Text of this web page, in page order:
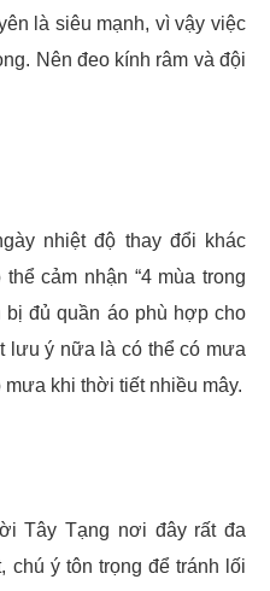
là siêu mạnh, vì vậy việc
Nên đeo kính râm và đội
nhiệt độ thay đổi khác
cảm nhận “4 mùa trong
bị đủ quần áo phù hợp cho
lưu ý nữa là có thể có mưa
khi thời tiết nhiều mây.
Tây Tạng nơi đây rất đa
chú ý tôn trọng để tránh lối